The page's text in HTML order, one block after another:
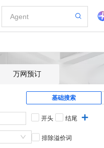
万网预订
基础搜索
开头 结尾
排除溢价词